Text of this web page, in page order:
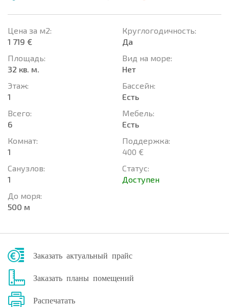
Цена за м2:
1 719 €
Площадь:
32 кв. м.
Этаж:
1
Всего:
6
Комнат:
1
Санузлов:
1
До моря:
500 м
Круглогодичность:
Да
Вид на море:
Нет
Басcейн:
Есть
Мебель:
Есть
Поддержка:
400 €
Статус:
Доступен
Заказать актуальный прайс
Заказать планы помещений
Распечатать